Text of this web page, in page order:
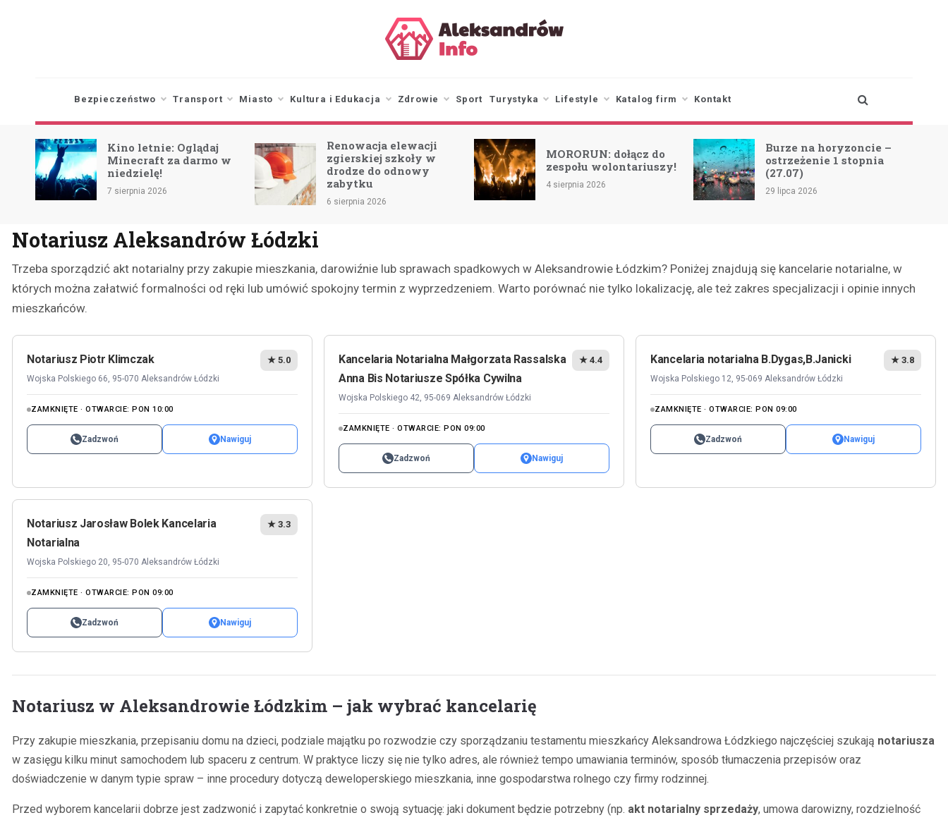
Bezpieczeństwo Transport Miasto Kultura i Edukacja Zdrowie Sport Turystyka Lifestyle Katalog firm Kontakt
Kino letnie: Oglądaj
Minecraft za darmo w
niedzielę!
7 sierpnia 2026
Renowacja elewacji
zgierskiej szkoły w
drodze do odnowy
zabytku
6 sierpnia 2026
MORORUN: dołącz do
zespołu wolontariuszy!
4 sierpnia 2026
Burze na horyzoncie –
ostrzeżenie 1 stopnia
(27.07)
29 lipca 2026
Notariusz Aleksandrów Łódzki
Trzeba sporządzić akt notarialny przy zakupie mieszkania, darowiźnie lub sprawach spadkowych w Aleksandrowie Łódzkim? Poniżej znajdują się kancelarie notarialne, w
których można załatwić formalności od ręki lub umówić spokojny termin z wyprzedzeniem. Warto porównać nie tylko lokalizację, ale też zakres specjalizacji i opinie innych
mieszkańców.
Notariusz Piotr Klimczak
Wojska Polskiego 66, 95-070 Aleksandrów Łódzki
★ 5.0
ZAMKNIĘTE · OTWARCIE: PON 10:00
Zadzwoń Nawiguj
Kancelaria Notarialna Małgorzata Rassalska
Anna Bis Notariusze Spółka Cywilna
Wojska Polskiego 42, 95-069 Aleksandrów Łódzki
★ 4.4
ZAMKNIĘTE · OTWARCIE: PON 09:00
Zadzwoń Nawiguj
Kancelaria notarialna B.Dygas,B.Janicki
Wojska Polskiego 12, 95-069 Aleksandrów Łódzki
★ 3.8
ZAMKNIĘTE · OTWARCIE: PON 09:00
Zadzwoń Nawiguj
Notariusz Jarosław Bolek Kancelaria
Notarialna
Wojska Polskiego 20, 95-070 Aleksandrów Łódzki
★ 3.3
ZAMKNIĘTE · OTWARCIE: PON 09:00
Zadzwoń Nawiguj
Notariusz w Aleksandrowie Łódzkim – jak wybrać kancelarię
Przy zakupie mieszkania, przepisaniu domu na dzieci, podziale majątku po rozwodzie czy sporządzaniu testamentu mieszkańcy Aleksandrowa Łódzkiego najczęściej szukają notariusza
w zasięgu kilku minut samochodem lub spaceru z centrum. W praktyce liczy się nie tylko adres, ale również tempo umawiania terminów, sposób tłumaczenia przepisów oraz
doświadczenie w danym typie spraw – inne procedury dotyczą deweloperskiego mieszkania, inne gospodarstwa rolnego czy firmy rodzinnej.
Przed wyborem kancelarii dobrze jest zadzwonić i zapytać konkretnie o swoją sytuację: jaki dokument będzie potrzebny (np. akt notarialny sprzedaży, umowa darowizny, rozdzielność